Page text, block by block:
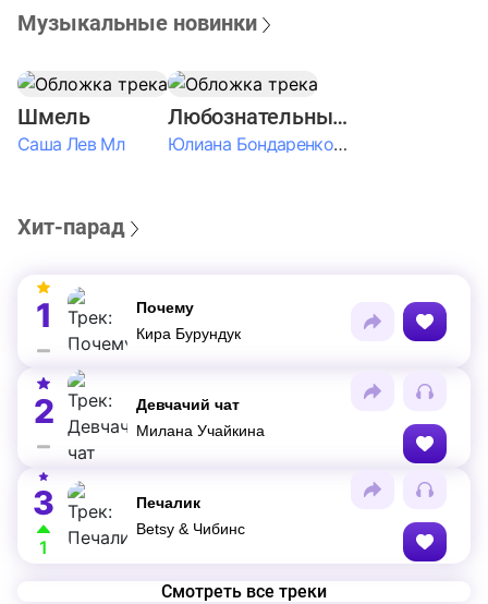
Музыкальные новинки
Шмель
Саша Лев Мл
Любознательные Дети
Юлиана Бондаренко & Амелия Колпакова & Егор Егоров & Валерия Шевченко & Ксюша Косичкина
Хит-парад
1
Почему
Кира Бурундук
2
Девчачий чат
Милана Учайкина
3
1
Печалик
Betsy & Чибинс
Смотреть все треки